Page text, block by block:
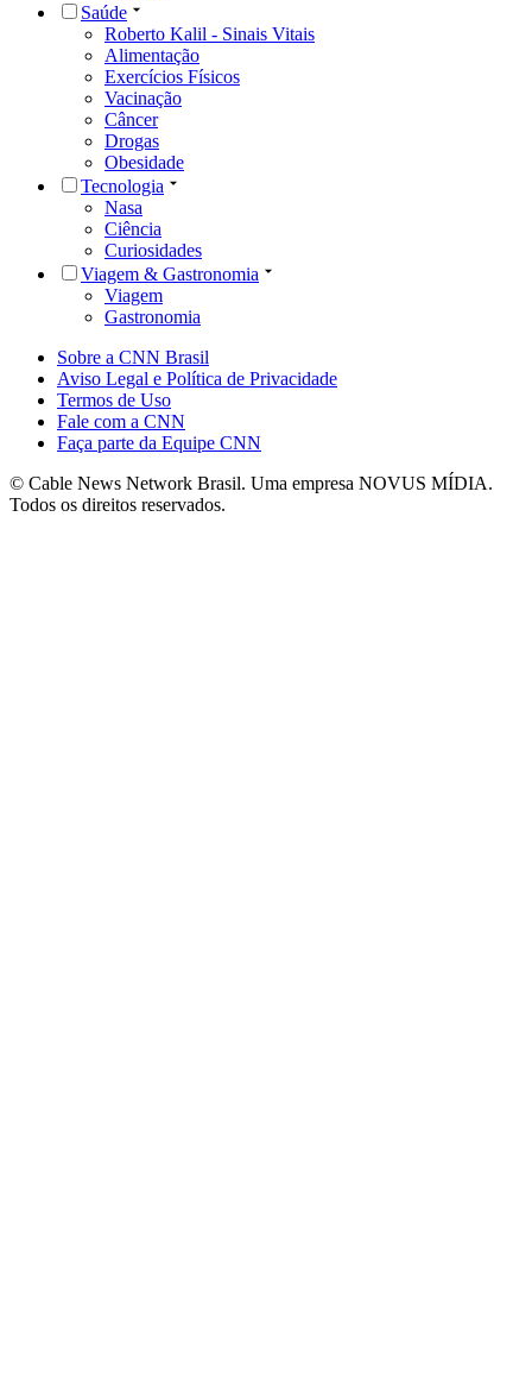
Saúde
Roberto Kalil - Sinais Vitais
Alimentação
Exercícios Físicos
Vacinação
Câncer
Drogas
Obesidade
Tecnologia
Nasa
Ciência
Curiosidades
Viagem & Gastronomia
Viagem
Gastronomia
Sobre a CNN Brasil
Aviso Legal e Política de Privacidade
Termos de Uso
Fale com a CNN
Faça parte da Equipe CNN
© Cable News Network Brasil. Uma empresa NOVUS MÍDIA.
Todos os direitos reservados.